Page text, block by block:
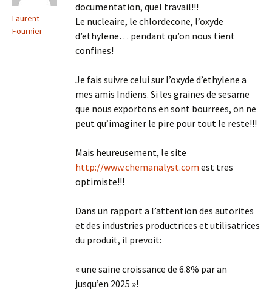
Laurent
Fournier
documentation, quel travail!!!
Le nucleaire, le chlordecone, l’oxyde
d’ethylene… pendant qu’on nous tient
confines!
Je fais suivre celui sur l’oxyde d’ethylene a
mes amis Indiens. Si les graines de sesame
que nous exportons en sont bourrees, on ne
peut qu’imaginer le pire pour tout le reste!!!
Mais heureusement, le site
http://www.chemanalyst.com est tres
optimiste!!!
Dans un rapport a l’attention des autorites
et des industries productrices et utilisatrices
du produit, il prevoit:
« une saine croissance de 6.8% par an
jusqu’en 2025 »!